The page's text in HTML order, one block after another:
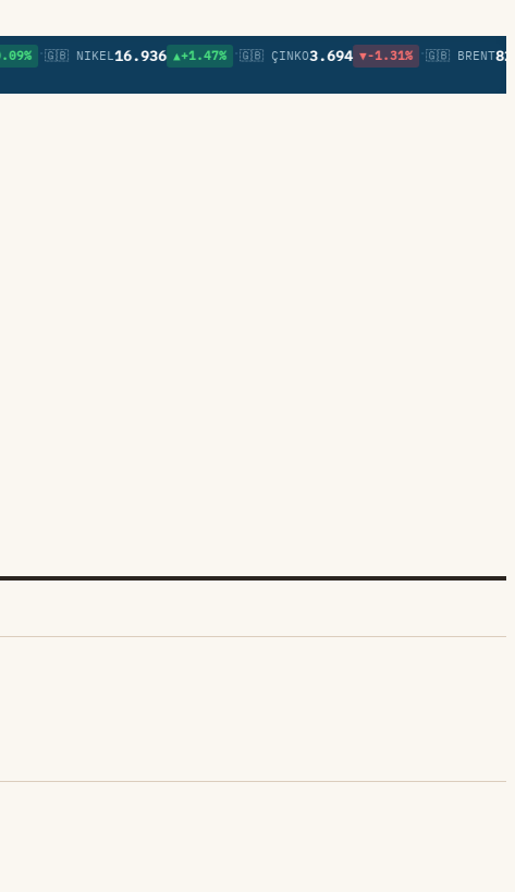
•🇬🇧 NIKEL16.936 ▲+1.47% •🇬🇧 ÇINKO3.694 ▼-1.31% •🇬🇧 BRENT82,27